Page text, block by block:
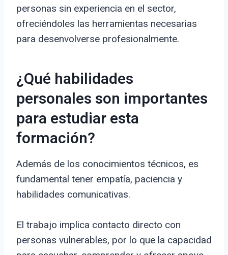
personas sin experiencia en el sector,
ofreciéndoles las herramientas necesarias
para desenvolverse profesionalmente.
¿Qué habilidades
personales son importantes
para estudiar esta
formación?
Además de los conocimientos técnicos, es
fundamental tener empatía, paciencia y
habilidades comunicativas.
El trabajo implica contacto directo con
personas vulnerables, por lo que la capacidad